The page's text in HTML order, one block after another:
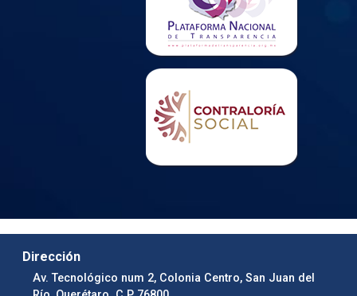
Dirección
Av. Tecnológico num 2, Colonia Centro, San Juan del